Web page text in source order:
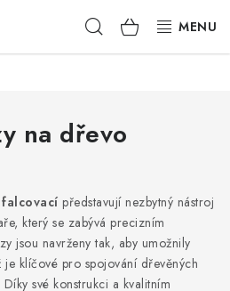
Hledat NÁKUPNÍ
KOŠÍK
na dřevo
představují nezbytný nástroj
který se zabývá precizním
jsou navrženy tak, aby umožnily
klíčové pro spojování dřevěných
své konstrukci a kvalitním